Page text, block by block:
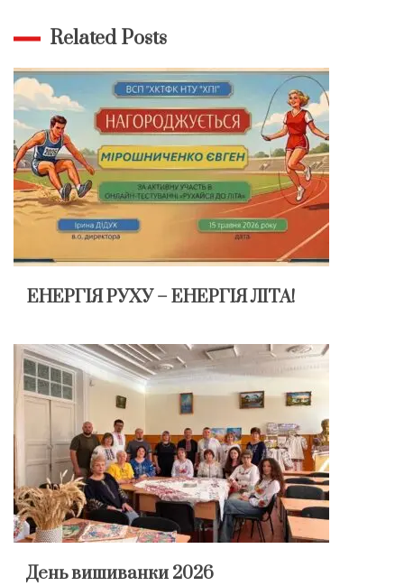
Related Posts
ЕНЕРГІЯ РУХУ – ЕНЕРГІЯ ЛІТА!
День вишиванки 2026